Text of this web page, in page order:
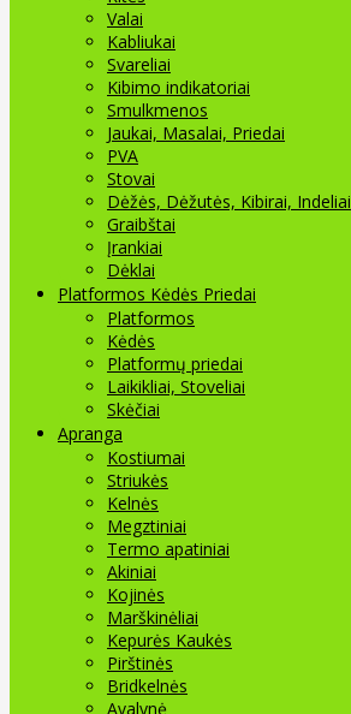
Valai
Kabliukai
Svareliai
Kibimo indikatoriai
Smulkmenos
Jaukai, Masalai, Priedai
PVA
Stovai
Dėžės, Dėžutės, Kibirai, Indeliai
Graibštai
Įrankiai
Dėklai
Platformos Kėdės Priedai
Platformos
Kėdės
Platformų priedai
Laikikliai, Stoveliai
Skėčiai
Apranga
Kostiumai
Striukės
Kelnės
Megztiniai
Termo apatiniai
Akiniai
Kojinės
Marškinėliai
Kepurės Kaukės
Pirštinės
Bridkelnės
Avalynė